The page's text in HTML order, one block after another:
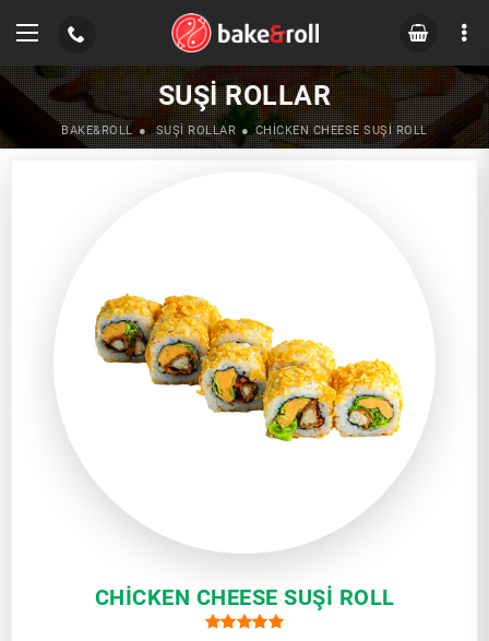
SUŞI ROLLAR
BAKE&ROLL SUŞI ROLLAR CHICKEN CHEESE SUŞI ROLL
CHICKEN CHEESE SUŞI ROLL